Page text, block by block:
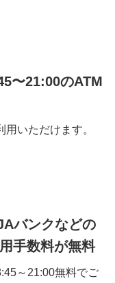
〜21:00のATM
いただけます。
バンクなどの
手数料が無料
～21:00無料でご